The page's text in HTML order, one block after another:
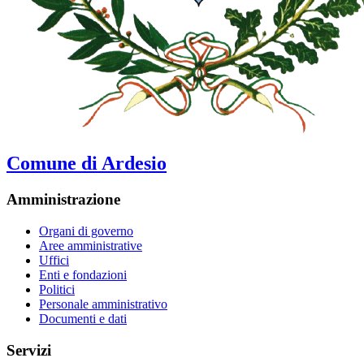
Comune di Ardesio
Amministrazione
Organi di governo
Aree amministrative
Uffici
Enti e fondazioni
Politici
Personale amministrativo
Documenti e dati
Servizi